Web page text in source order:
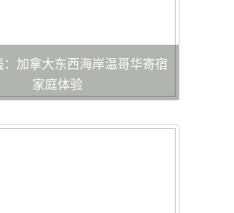
：加拿大东西海岸温哥华寄宿
家庭体验